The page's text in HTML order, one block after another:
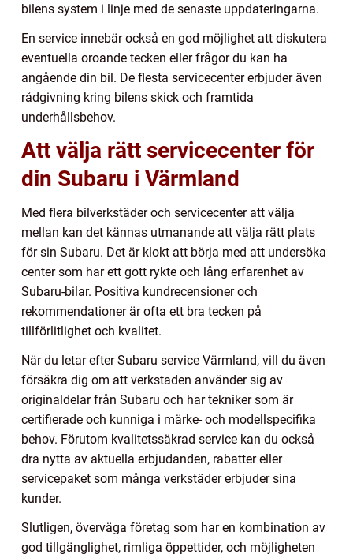
bilens system i linje med de senaste uppdateringarna.
En service innebär också en god möjlighet att diskutera
eventuella oroande tecken eller frågor du kan ha
angående din bil. De flesta servicecenter erbjuder även
rådgivning kring bilens skick och framtida
underhållsbehov.
Att välja rätt servicecenter för
din Subaru i Värmland
Med flera bilverkstäder och servicecenter att välja
mellan kan det kännas utmanande att välja rätt plats
för sin Subaru. Det är klokt att börja med att undersöka
center som har ett gott rykte och lång erfarenhet av
Subaru-bilar. Positiva kundrecensioner och
rekommendationer är ofta ett bra tecken på
tillförlitlighet och kvalitet.
När du letar efter Subaru service Värmland, vill du även
försäkra dig om att verkstaden använder sig av
originaldelar från Subaru och har tekniker som är
certifierade och kunniga i märke- och modellspecifika
behov. Förutom kvalitetssäkrad service kan du också
dra nytta av aktuella erbjudanden, rabatter eller
servicepaket som många verkstäder erbjuder sina
kunder.
Slutligen, överväga företag som har en kombination av
god tillgänglighet, rimliga öppettider, och möjligheten